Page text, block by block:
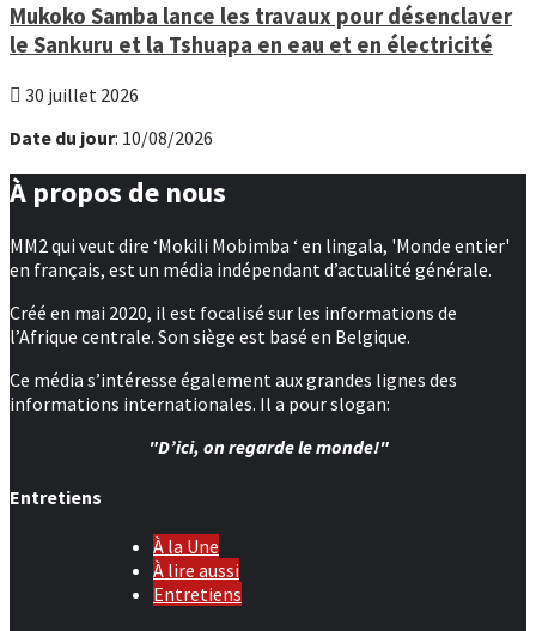
Mukoko Samba lance les travaux pour désenclaver
le Sankuru et la Tshuapa en eau et en électricité
30 juillet 2026
Date du jour: 10/08/2026
À propos de nous
MM2 qui veut dire ‘Mokili Mobimba ‘ en lingala, 'Monde entier'
en français, est un média indépendant d’actualité générale.
Créé en mai 2020, il est focalisé sur les informations de
l’Afrique centrale. Son siège est basé en Belgique.
Ce média s’intéresse également aux grandes lignes des
informations internationales. Il a pour slogan:
"D’ici, on regarde le monde!"
Entretiens
À la Une
À lire aussi
Entretiens